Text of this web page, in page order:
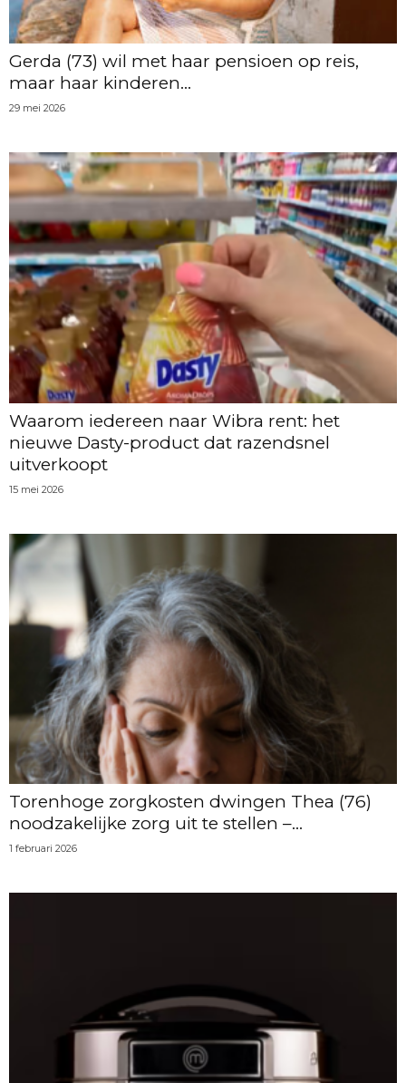
Gerda (73) wil met haar pensioen op reis,
maar haar kinderen...
29 mei 2026
Waarom iedereen naar Wibra rent: het
nieuwe Dasty-product dat razendsnel
uitverkoopt
15 mei 2026
Torenhoge zorgkosten dwingen Thea (76)
noodzakelijke zorg uit te stellen –...
1 februari 2026